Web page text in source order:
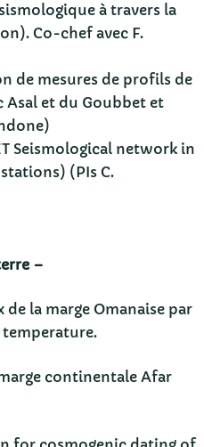
à travers la
Co-chef avec F.
de mesures de profils de
et du Goubbet et
Seismological network in
(PIs C.
–
la marge Omanaise par
continentale Afar